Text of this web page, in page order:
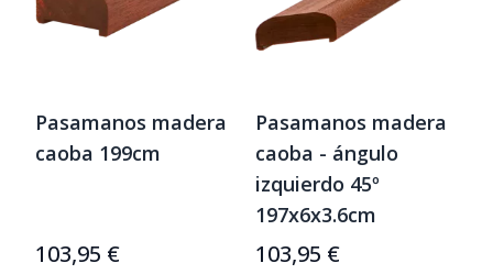
Pasamanos madera
caoba 199cm
103,95 €
Pasamanos madera
caoba - ángulo
izquierdo 45º
197x6x3.6cm
103,95 €